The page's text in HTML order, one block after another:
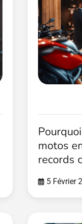
motos
records
5 Février